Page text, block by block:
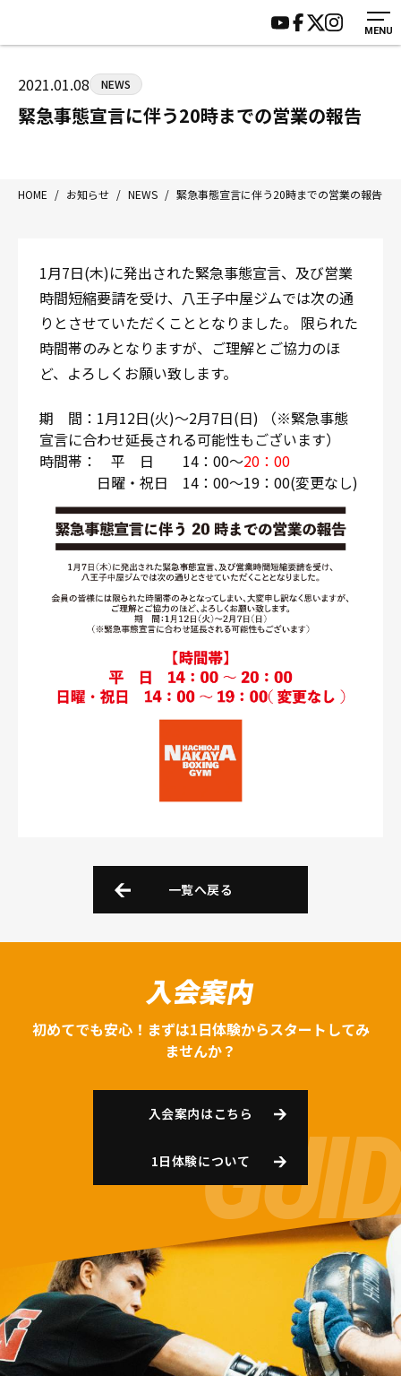
MENU
八王子中屋ボクシングジム
〒192-0072 東京都八王子市南町3-8 第2原嶋ビル1F
Tel/Fax：042-622-7222
営業時間：月〜土 14:00〜22:00 / 日・祝 14:00〜19:00
HOME
ジムについて
トレーニング
入会案内
施設紹介
会員様の声
サポーター募集
2021.01.08 NEWS
緊急事態宣言に伴う20時までの営業の報告
HOME / お知らせ / NEWS / 緊急事態宣言に伴う20時までの営業の報告
1月7日(木)に発出された緊急事態宣言、及び営業
時間短縮要請を受け、八王子中屋ジムでは次の通
りとさせていただくこととなりました。 限られた
時間帯のみとなりますが、ご理解とご協力のほ
ど、よろしくお願い致します。
期 間：1月12日(火)～2月7日(日) （※緊急事態
宣言に合わせ延長される可能性もございます）
時間帯： 平 日 14：00～20：00
日曜・祝日 14：00～19：00(変更なし)
一覧へ戻る
入会案内
初めてでも安心！まずは1日体験からスタートしてみ
ませんか？
入会案内はこちら
1日体験について